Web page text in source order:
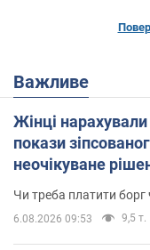
Важливе
Жінці нарахували
покази
неочікуване
Чи треба платити
6.08.2026 09:53 9,5 т.